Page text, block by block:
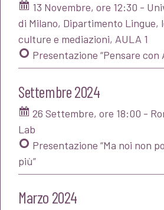
13 Novembre, ore 12:30 -
di Milano, Dipartimento
culture e mediazioni, AULA 1
Presentazione “Pensare con
Settembre 2024
26 Settembre, ore 18:00 -
Lab
Presentazione “Ma noi non
più”
Marzo 2024